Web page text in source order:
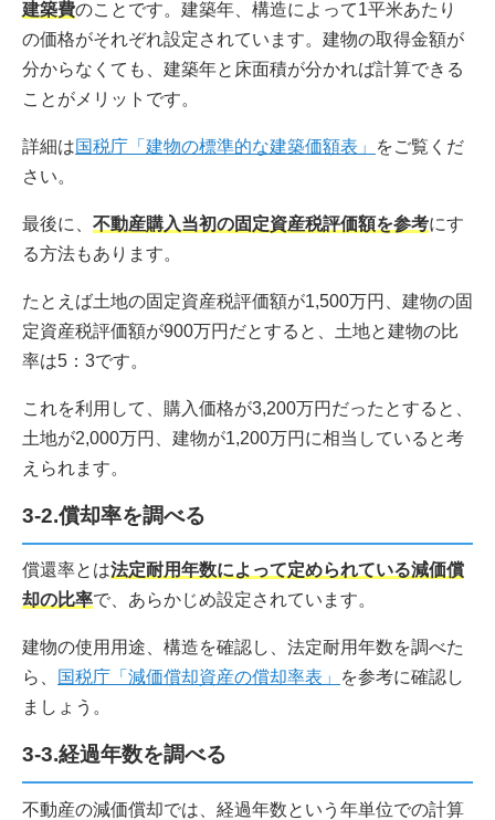
建築費のことです。建築年、構造によって1平米あたり
の価格がそれぞれ設定されています。建物の取得金額が
分からなくても、建築年と床面積が分かれば計算できる
ことがメリットです。
詳細は国税庁「建物の標準的な建築価額表」
をご覧くだ
さい。
最後に、 不動産購入当初の固定資産税評価額を参考にす
る方法もあります。
たとえば土地の固定資産税評価額が1,500万円、建物の固
定資産税評価額が900万円だとすると、土地と建物の比
率は5：3です。
これを利用して、購入価格が3,200万円だったとすると、
土地が2,000万円、建物が1,200万円に相当していると考
えられます。
3-2.償却率を調べる
償還率とは法定耐用年数によって定められている減価償
却の比率で、あらかじめ設定されています。
建物の使用用途、構造を確認し、法定耐用年数を調べた
ら、
国税庁「減価償却資産の償却率表」
を参考に確認し
ましょう。
3-3.経過年数を調べる
不動産の減価償却では、経過年数という年単位での計算